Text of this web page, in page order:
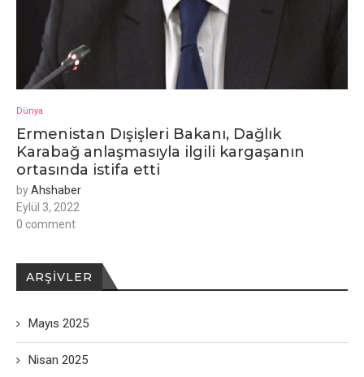
Dünya
Ermenistan Dışişleri Bakanı, Dağlık
Karabağ anlaşmasıyla ilgili kargaşanın
ortasında istifa etti
byAhshaber
Eylül 3, 2022
0 comment
ARŞIVLER
Mayıs 2025
Nisan 2025